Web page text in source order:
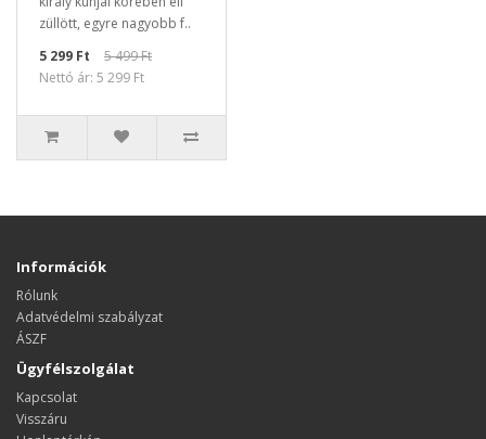
züllött, egyre nagyobb f..
5 299 Ft
5 499 Ft
Nettó ár: 5 299 Ft
Információk
Rólunk
Adatvédelmi szabályzat
ÁSZF
Ügyfélszolgálat
Kapcsolat
Visszáru